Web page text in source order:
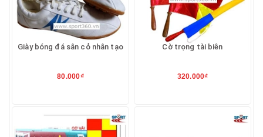
Giày bóng đá sân cỏ nhân tạo
80.000₫
Cờ trọng tài biên
320.000₫